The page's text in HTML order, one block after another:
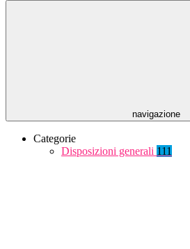
navigazione
Categorie
Disposizioni generali 111